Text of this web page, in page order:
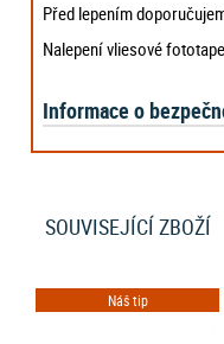
Před lepením
Nalepení vliesové
Informace o
SOUVISEJÍCÍ ZBOŽÍ
Náš tip